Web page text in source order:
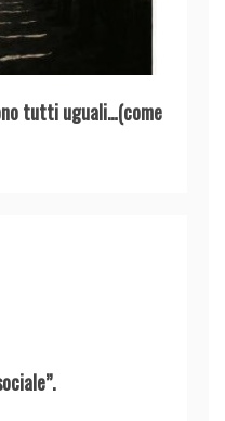
tutti uguali…(come